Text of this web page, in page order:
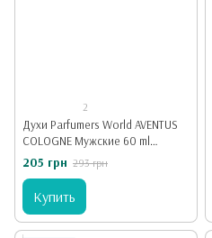
2
Духи Parfumers World AVENTUS
COLOGNE Мужские 60 ml
Авентус Колонь
205 грн 293 грн
Купить